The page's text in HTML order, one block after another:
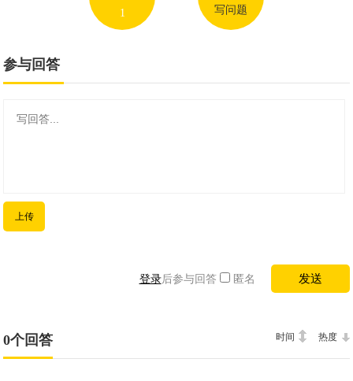
1 写问题
参与回答
上传
登录后参与回答 匿名
0个回答 热度
时间